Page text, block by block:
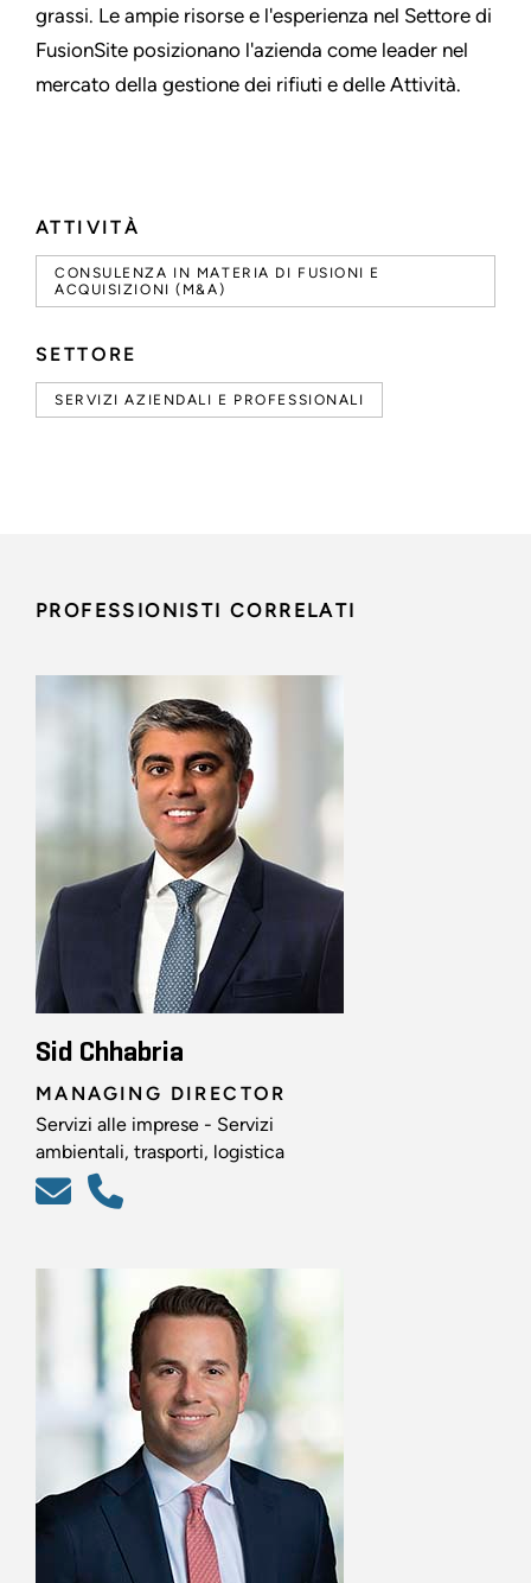
ATTIVITÀ
CONSULENZA IN MATERIA DI FUSIONI E
ACQUISIZIONI (M&A)
SETTORE
SERVIZI AZIENDALI E PROFESSIONALI
grassi. Le ampie risorse e l'esperienza nel Settore di
FusionSite posizionano l'azienda come leader nel
mercato della gestione dei rifiuti e delle Attività.
PROFESSIONISTI CORRELATI
Sid Chhabria
MANAGING DIRECTOR
Servizi alle imprese - Servizi
ambientali, trasporti, logistica